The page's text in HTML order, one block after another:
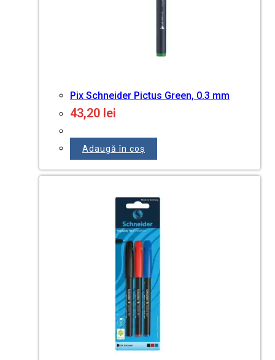
Pix Schneider Pictus Green, 0.3 mm
43,20 lei
Adaugă în coș